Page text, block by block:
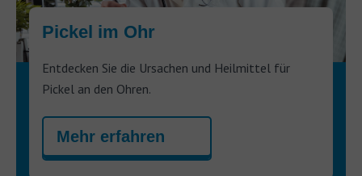
Pickel im Ohr
Entdecken Sie die Ursachen und Heilmittel für
Pickel an den Ohren.
Mehr erfahren